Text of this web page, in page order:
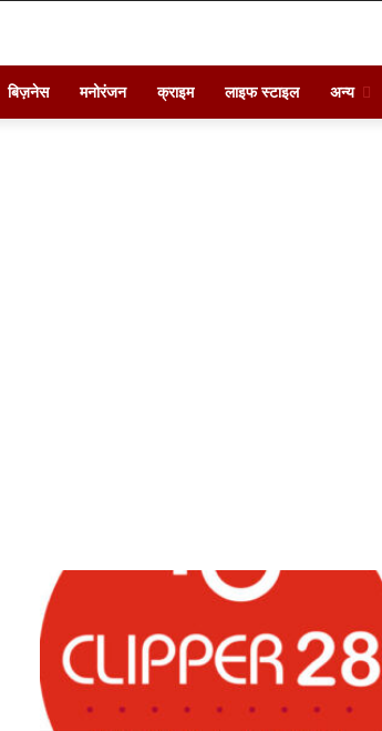
बिज़नेस मनोरंजन क्राइम लाइफ स्टाइल अन्य